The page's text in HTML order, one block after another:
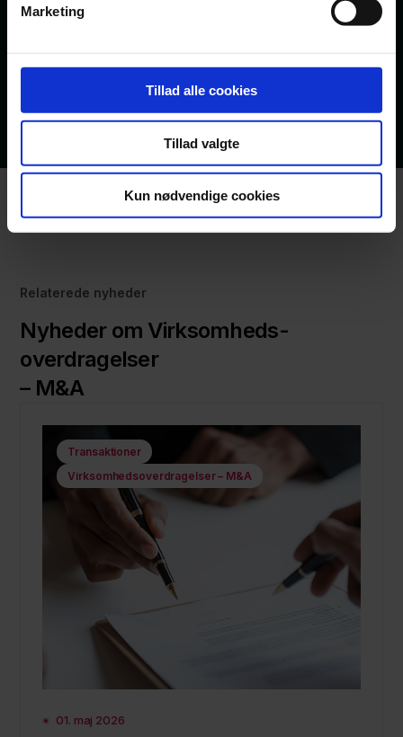
Marketing
Tillad alle cookies
Tillad valgte
Kun nødvendige cookies
Relaterede nyheder
Nyheder om Virksomheds-
overdragelser
– M&A
Transaktioner
Virksomhedsoverdragelser – M&A
01. maj 2026